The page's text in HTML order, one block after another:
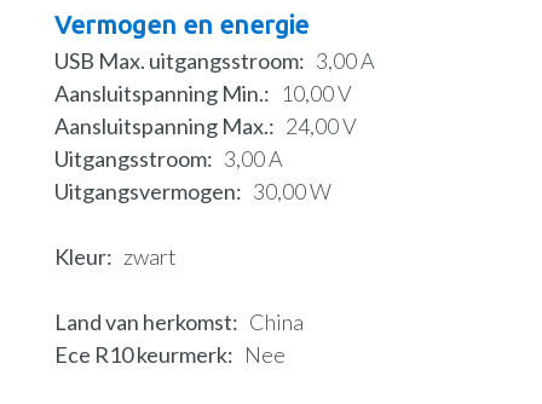
Vermogen en energie
USB Max. uitgangsstroom
3,00 A
Aansluitspanning Min.
10,00 V
Aansluitspanning Max.
24,00 V
Uitgangsstroom
3,00 A
Uitgangsvermogen
30,00 W
Kleur zwart
Land van herkomst
China
Ece R10 keurmerk
Nee